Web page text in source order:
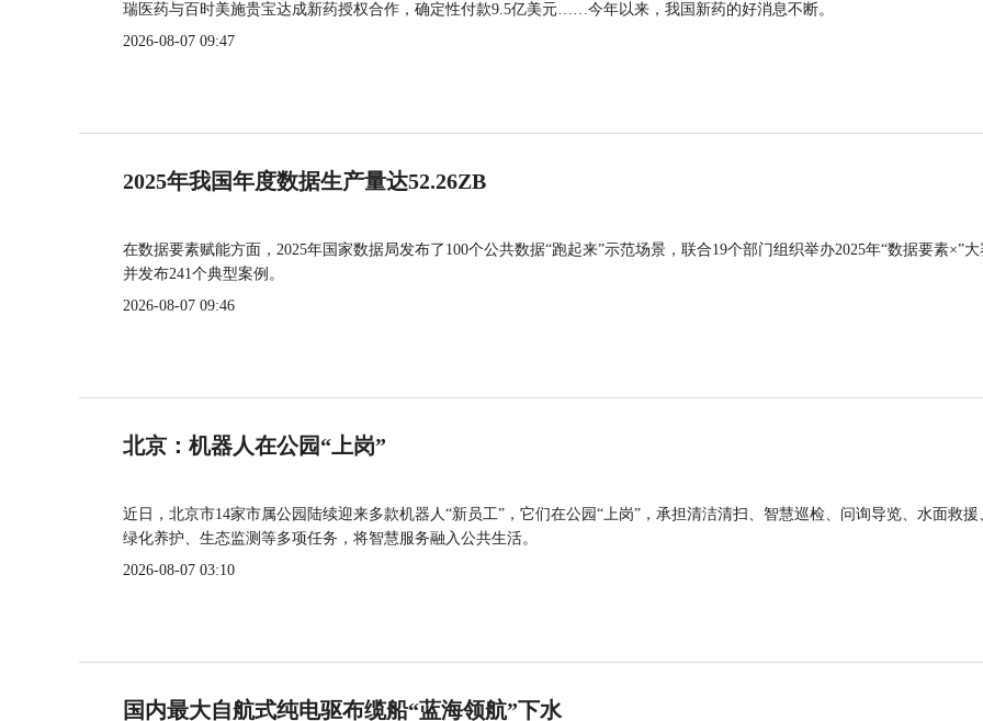
瑞医药与百时美施贵宝达成新药授权合作，确定性付款9.5亿美元……今年以来，我国新药的好消息不断。
2026-08-07 09:47
2025年我国年度数据生产量达52.26ZB
在数据要素赋能方面，2025年国家数据局发布了100个公共数据“跑起来”示范场景，联合19个部门组织举办2025年“数据要素×”大
并发布241个典型案例。
2026-08-07 09:46
北京：机器人在公园“上岗”
近日，北京市14家市属公园陆续迎来多款机器人“新员工”，它们在公园“上岗”，承担清洁清扫、智慧巡检、问询导览、水面救援
绿化养护、生态监测等多项任务，将智慧服务融入公共生活。
2026-08-07 03:10
国内最大自航式纯电驱布缆船“蓝海领航”下水